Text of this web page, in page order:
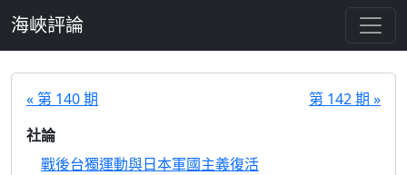
海峽評論
« 第 140 期
第 142 期 »
社論
戰後台獨運動與日本軍國主義復活